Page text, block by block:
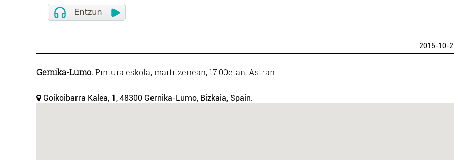
2015-10-
Gernika-Lumo. Pintura eskola, martitzenean, 17:00etan, Astran.
Goikoibarra Kalea, 1, 48300 Gernika-Lumo, Bizkaia, Spain.